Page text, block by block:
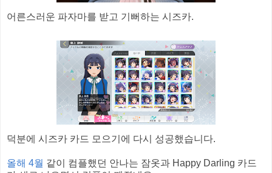
어른스러운 파자마를 받고 기뻐하는 시즈카.
덕분에 시즈카 카드 모으기에 다시 성공했습니다.
올해 4월 같이 컴플했던 안나는 잠옷과 Happy Darling 카드